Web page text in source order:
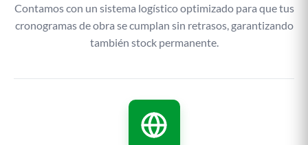
Contamos con un sistema logístico optimizado para que tus
cronogramas de obra se cumplan sin retrasos, garantizando
también stock permanente.